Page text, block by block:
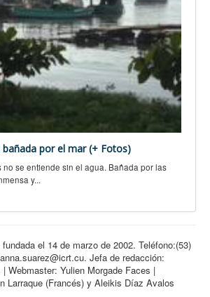
bañada por el mar (+ Fotos)
no se entiende sin el agua. Bañada por las
y...
el 14 de marzo de 2002. Teléfono:(53)
Jefa de redacción:
Webmaster: Yulien Morgade Faces |
Larraque (Francés) y Aleikis Díaz Avalos